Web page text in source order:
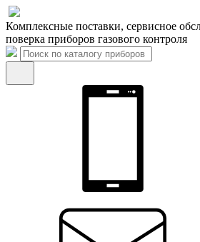
Комплексные поставки, сервисное
поверка приборов газового контроля